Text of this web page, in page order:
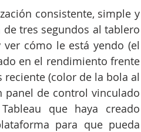
consistente, simple y
tres segundos al tablero
cómo le está yendo (el
en el rendimiento frente
(color de la bola al
panel de control vinculado
que haya creado
para que pueda